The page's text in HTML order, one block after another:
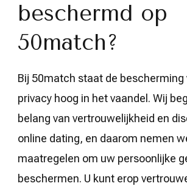
beschermd op
50match?
Bij 50match staat de bescherming
privacy hoog in het vaandel. Wij
belang van vertrouwelijkheid en
online dating, en daarom nemen
maatregelen om uw persoonlijke
beschermen. U kunt erop